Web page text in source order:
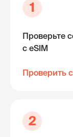
1
Проверьте
с eSIM
Проверить
2